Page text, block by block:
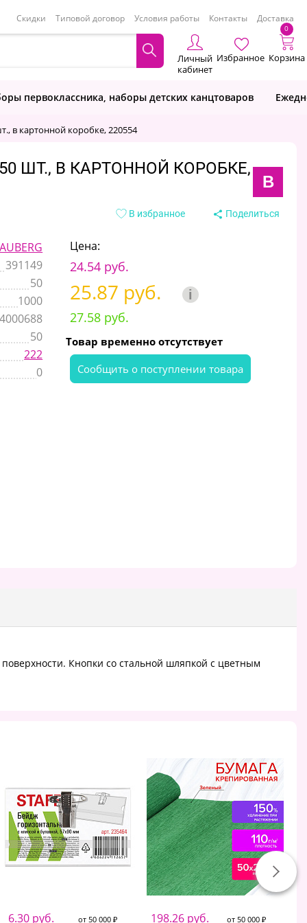
Скидки Типовой договор Условия работы Контакты Доставка
Личный
кабинет
Избранное
0
Корзина
первоклассника, наборы детских канцтоваров
в картонной коробке, 220554
ШТ., В КАРТОННОЙ КОРОБКЕ,
B
В избранное Поделиться
391149
50
1000
50
222
0
Цена:
24.54 руб.
25.87 руб. i
27.58 руб.
Товар временно отсутствует
Cообщить о поступлении товара
Кнопки со стальной шляпкой с цветным
6.30 руб. от 50 000 ₽ 198.26 руб. от 50 000 ₽